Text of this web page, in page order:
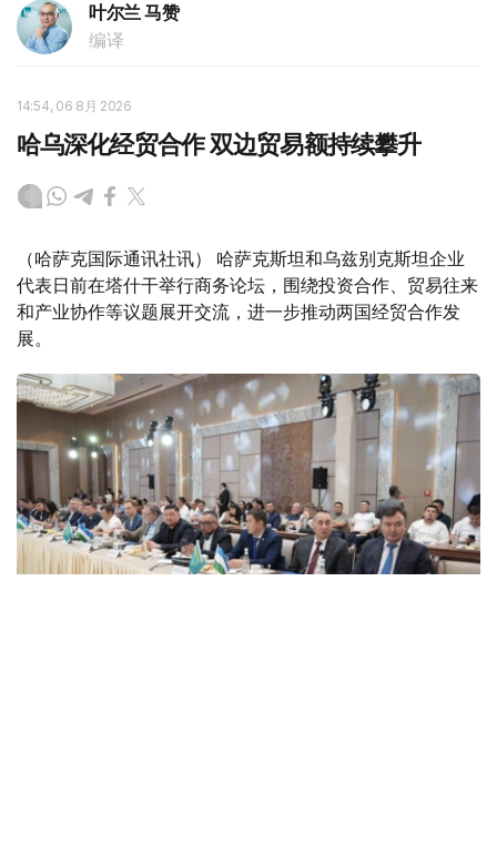
叶尔兰 马赞
编译
14:54, 06 8月 2026
哈乌深化经贸合作 双边贸易额持续攀升
（哈萨克国际通讯社讯） 哈萨克斯坦和乌兹别克斯坦企业
代表日前在塔什干举行商务论坛，围绕投资合作、贸易往来
和产业协作等议题展开交流，进一步推动两国经贸合作发
展。